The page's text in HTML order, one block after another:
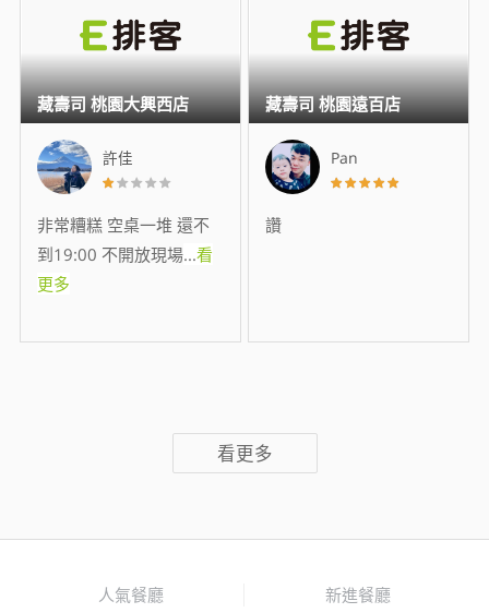
許佳
非常糟糕 空桌一堆 還不
到19:00 不開放現場...看
更多
藏壽司 桃園大興西店
Pan
讚
藏壽司 桃園遠百店
看更多
人氣餐廳 新進餐廳